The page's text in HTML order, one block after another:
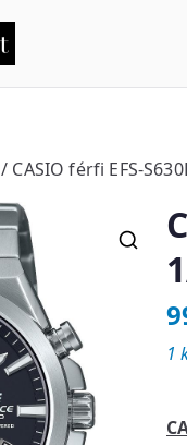
/ CASIO férfi EFS-
1